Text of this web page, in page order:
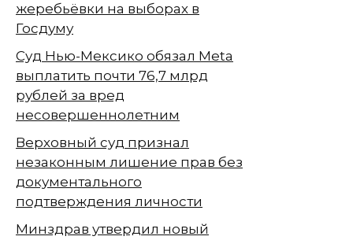
жеребьёвки на выборах в
Госдуму
Суд Нью-Мексико обязал Meta
выплатить почти 76,7 млрд
рублей за вред
несовершеннолетним
Верховный суд признал
незаконным лишение прав без
документального
подтверждения личности
Минздрав утвердил новый